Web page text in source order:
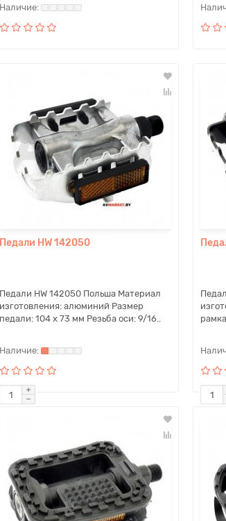
Педали HW 142050
Педали HW 142050 Польша Материал
изготовления: алюминий Размер
педали: 104 x 73 мм Резьба оси: 9/16..